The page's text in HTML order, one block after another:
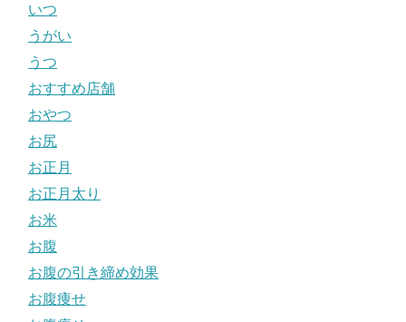
いつ
うがい
うつ
おすすめ店舗
おやつ
お尻
お正月
お正月太り
お米
お腹
お腹の引き締め効果
お腹痩せ